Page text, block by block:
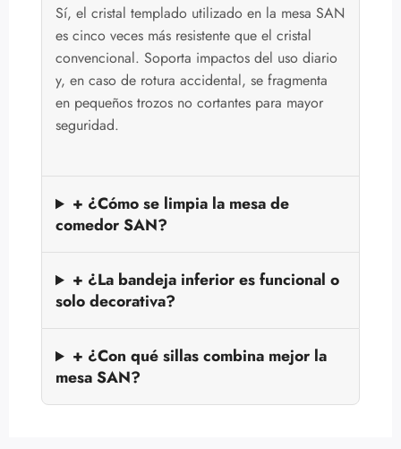
Sí, el cristal templado utilizado en la mesa SAN
es cinco veces más resistente que el cristal
convencional. Soporta impactos del uso diario
y, en caso de rotura accidental, se fragmenta
en pequeños trozos no cortantes para mayor
seguridad.
+ ¿Cómo se limpia la mesa de
comedor SAN?
+ ¿La bandeja inferior es funcional o
solo decorativa?
+ ¿Con qué sillas combina mejor la
mesa SAN?